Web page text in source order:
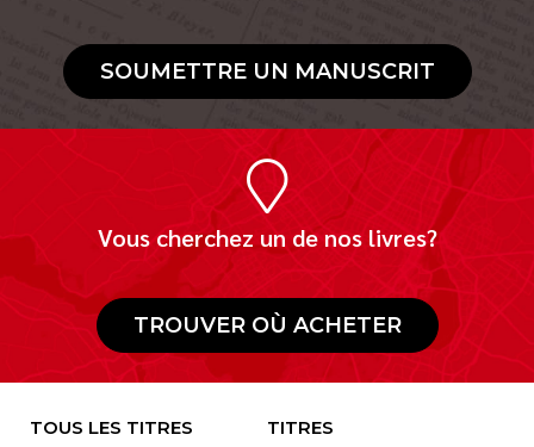
Livres audio
Meilleurs vendeurs
À PROPOS
CONTACT
SOUMETTRE UN MANUSCRIT
Vous cherchez un de nos livres?
TROUVER OÙ ACHETER
TOUS LES TITRES
TITRES